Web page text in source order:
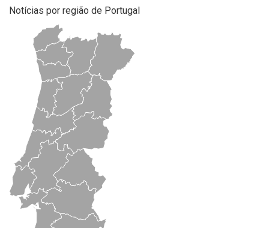
Notícias por região de Portugal